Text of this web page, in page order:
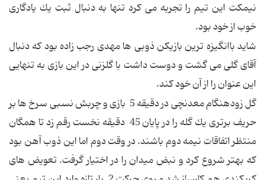
نیمكت این تیم را تجربه مى كرد تنها به دنبال ثبت یك یادگارى
خوب از خود بود.
شاید باانگیزه ترین بازیكن ذوبى ها مهدى رجب زاده بود كه دنبال
آقاى گلى مى گشت و دوست داشت با گلزنى در این بازى به تنهایى
این عنوان را از آن خود كند.
گل زودهنگام معدنچى در دقیقه 5 بازى و چربش نسبى سرخ ها بر
حریف برترى یك گله را در پایان 45 دقیقه نخست رقم زد تا همگان
منتظر اتفاقات نیمه دوم باشند. در وقت دوم اما این ذوب آهن بود
كه بهتر شروع كرد و نبض میدان را در اختیار گرفت. تعویض هاى